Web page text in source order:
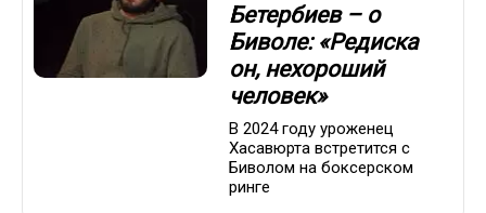
Бетербиев – о
Биволе: «Редиска
он, нехороший
человек»
В 2024 году уроженец
Хасавюрта встретится с
Биволом на боксерском
ринге